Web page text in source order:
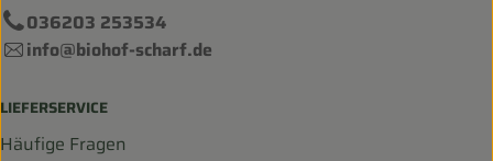
036203 253534
info@biohof-scharf.de
LIEFERSERVICE
Häufige Fragen